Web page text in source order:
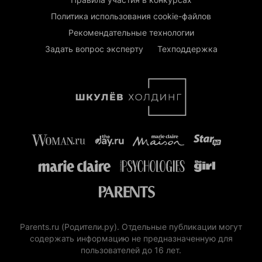
Политика использования cookie-файлов
Рекомендательные технологии
Задать вопрос эксперту
Техподдержка
Parents.ru (Родители.ру). Отдельные публикации могут
содержать информацию не предназначенную для
пользователей до 16 лет.